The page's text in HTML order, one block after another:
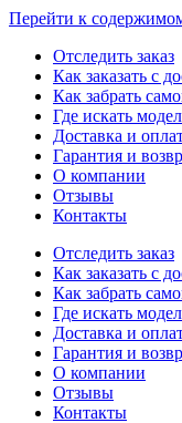
Перейти к
Отследить заказ
Как заказать с
Как забрать
Где искать
Доставка и
Гарантия и
О компании
Отзывы
Контакты
Отследить заказ
Как заказать с
Как забрать
Где искать
Доставка и
Гарантия и
О компании
Отзывы
Контакты